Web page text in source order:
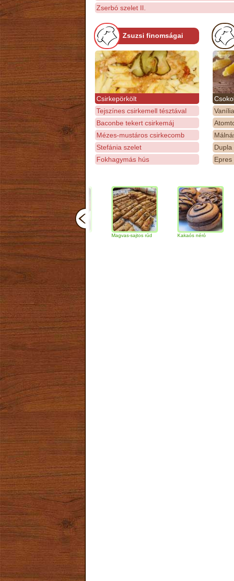
Zserbó szelet II.
Zsuzsi finomságai
Csirkepörkölt
Tejszínes csirkemell tésztával
Baconbe tekert csirkemáj
Mézes-mustáros csirkecomb
Stefánia szelet
Fokhagymás hús
Dupla
Epres
Csokoládés-diós
szendvics
Magvas-sajtos rúd Kakaós néró